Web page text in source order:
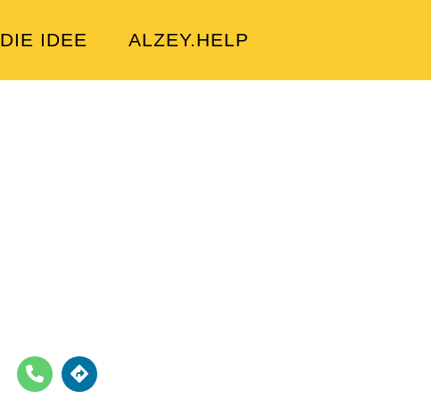
DIE IDEE ALZEY.HELP